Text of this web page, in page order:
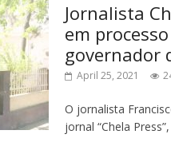
Jornalista
em
governador
April 25, 2021
O jornalista
jornal “Chela